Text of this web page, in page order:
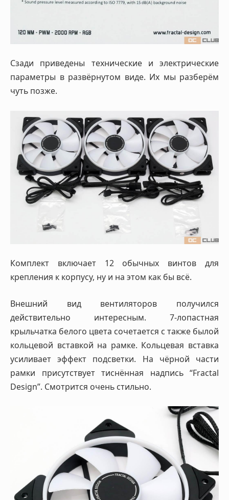
Сзади приведены технические и электрические
параметры в развёрнутом виде. Их мы разберём
чуть позже.
Комплект включает 12 обычных винтов для
крепления к корпусу, ну и на этом как бы всё.
Внешний вид вентиляторов получился
действительно интересным. 7-лопастная
крыльчатка белого цвета сочетается с также былой
кольцевой вставкой на рамке. Кольцевая вставка
усиливает эффект подсветки. На чёрной части
рамки присутствует тиснённая надпись “Fractal
Design”. Смотрится очень стильно.